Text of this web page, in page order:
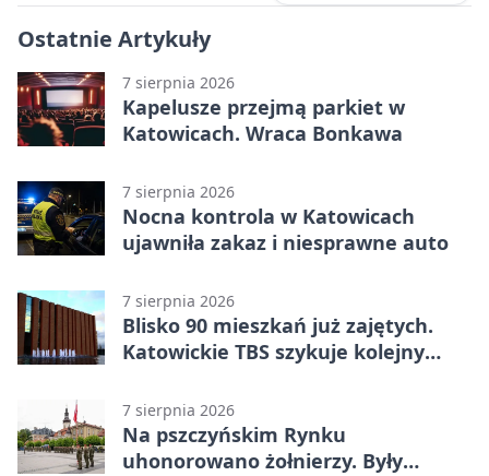
Ostatnie Artykuły
7 sierpnia 2026
Kapelusze przejmą parkiet w
Katowicach. Wraca Bonkawa
7 sierpnia 2026
Nocna kontrola w Katowicach
ujawniła zakaz i niesprawne auto
7 sierpnia 2026
Blisko 90 mieszkań już zajętych.
Katowickie TBS szykuje kolejny
7 sierpnia 2026
Na pszczyńskim Rynku
uhonorowano żołnierzy. Były